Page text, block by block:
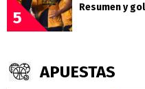
5
Resumen y
APUESTAS